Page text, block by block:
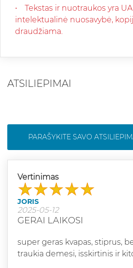
• Tekstas ir nuotraukos yra
intelektualinė nuosavybė,
draudžiama.
ATSILIEPIMAI
PARAŠYKITE SAVO
Vertinimas
JORIS
2025-05-12
GERAI LAIKOSI
super geras kvapas, stiprus,
traukia demesi, isskirtinis ir